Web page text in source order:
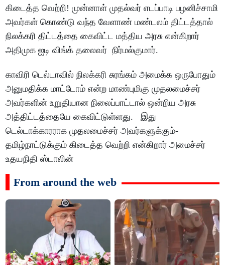
கிடைத்த வெற்றி! முன்னாள் முதல்வர் எடப்பாடி பழனிச்சாமி
அவர்கள் கொண்டு வந்த வேளாண் மண்டலம் திட்டத்தால்
நிலக்கரி திட்டத்தை கைவிட்ட மத்திய அரசு என்கிறார்
அதிமுக ஐடி விங்க் தலைவர் நிர்மல்குமார்.
காவிரி டெல்டாவில் நிலக்கரி சுரங்கம் அமைக்க ஒருபோதும்
அனுமதிக்க மாட்டோம் என்ற மாண்புமிகு முதலமைச்சர்
அவர்களின் உறுதியான நிலைப்பாட்டால் ஒன்றிய அரசு
அத்திட்டத்தையே கைவிட்டுள்ளது. இது
டெல்டாக்காரராக முதலமைச்சர் அவர்களுக்கும்-
தமிழ்நாட்டுக்கும் கிடைத்த வெற்றி என்கிறார் அமைச்சர்
உதயநிதி ஸ்டாலின்
From around the web